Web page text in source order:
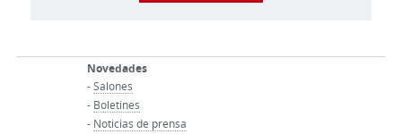
Novedades
-Salones
- Boletines
- Noticias de prensa